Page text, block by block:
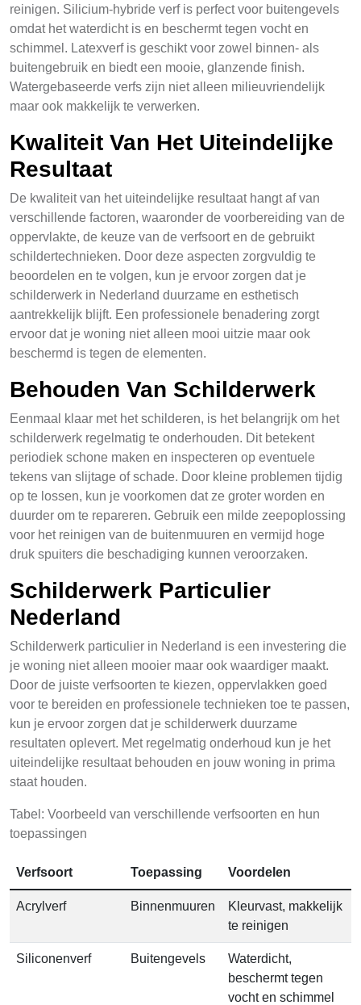
reinigen. Silicium-hybride verf is perfect voor buitengevels
omdat het waterdicht is en beschermt tegen vocht en
schimmel. Latexverf is geschikt voor zowel binnen- als
buitengebruik en biedt een mooie, glanzende finish.
Watergebaseerde verfs zijn niet alleen milieuvriendelijk
maar ook makkelijk te verwerken.
Kwaliteit Van Het Uiteindelijke
Resultaat
De kwaliteit van het uiteindelijke resultaat hangt af van
verschillende factoren, waaronder de voorbereiding van de
oppervlakte, de keuze van de verfsoort en de gebruikt
schildertechnieken. Door deze aspecten zorgvuldig te
beoordelen en te volgen, kun je ervoor zorgen dat je
schilderwerk in Nederland duurzame en esthetisch
aantrekkelijk blijft. Een professionele benadering zorgt
ervoor dat je woning niet alleen mooi uitzie maar ook
beschermd is tegen de elementen.
Behouden Van Schilderwerk
Eenmaal klaar met het schilderen, is het belangrijk om het
schilderwerk regelmatig te onderhouden. Dit betekent
periodiek schone maken en inspecteren op eventuele
tekens van slijtage of schade. Door kleine problemen tijdig
op te lossen, kun je voorkomen dat ze groter worden en
duurder om te repareren. Gebruik een milde zeepoplossing
voor het reinigen van de buitenmuuren en vermijd hoge
druk spuiters die beschadiging kunnen veroorzaken.
Schilderwerk Particulier
Nederland
Schilderwerk particulier in Nederland is een investering die
je woning niet alleen mooier maar ook waardiger maakt.
Door de juiste verfsoorten te kiezen, oppervlakken goed
voor te bereiden en professionele technieken toe te passen,
kun je ervoor zorgen dat je schilderwerk duurzame
resultaten oplevert. Met regelmatig onderhoud kun je het
uiteindelijke resultaat behouden en jouw woning in prima
staat houden.
Tabel: Voorbeeld van verschillende verfsoorten en hun
toepassingen
Verfsoort Toepassing Voordelen
Acrylverf Binnenmuuren
Kleurvast, makkelijk
te reinigen
Siliconenverf Buitengevels
Waterdicht,
beschermt tegen
vocht en schimmel